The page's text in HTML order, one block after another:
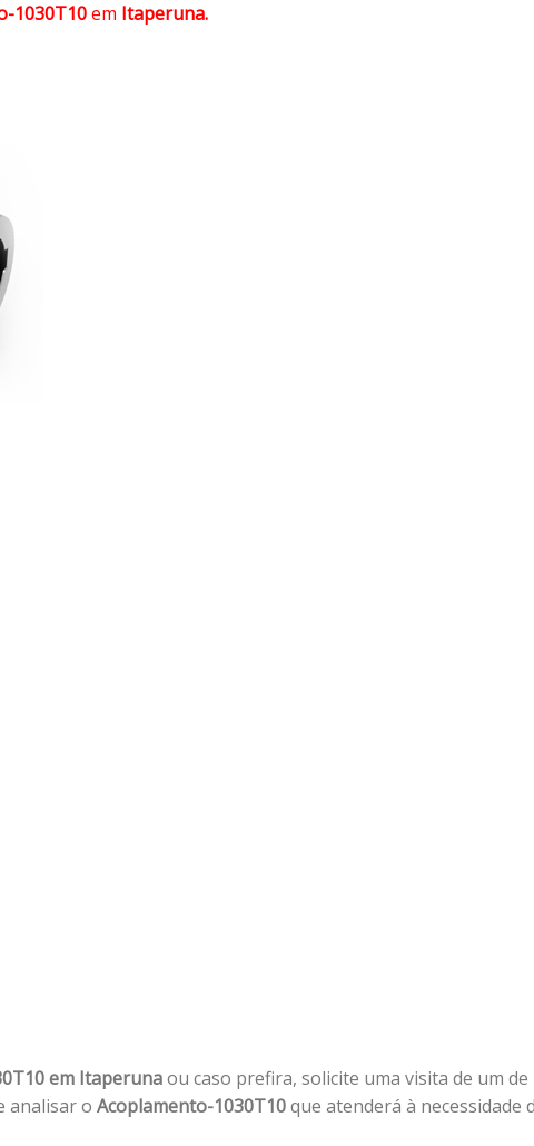
1030T10em Itaperuna.
em Itaperunaou caso prefira, solicite uma visita de um
analisar o Acoplamento-1030T10que atenderá à necessidade